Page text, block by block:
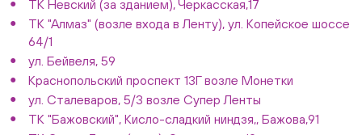
ТК Невский (за зданием), Черкасская,17
ТК "Алмаз" (возле входа в Ленту), ул. Копейское шоссе
64/1
ул. Бейвеля, 59
Краснопольский проспект 13Г возле Монетки
ул. Сталеваров, 5/3 возле Супер Ленты
ТК "Бажовский", Кисло-сладкий ниндзя,, Бажова,91